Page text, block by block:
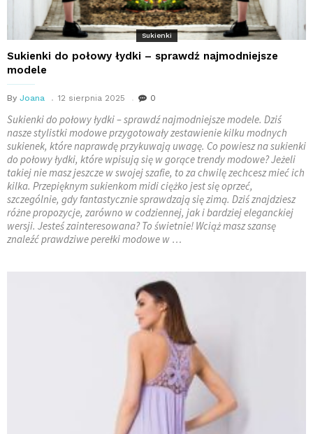
Sukienki
Sukienki do połowy łydki – sprawdź najmodniejsze
modele
By Joana 12 sierpnia 2025 0
Sukienki do połowy łydki – sprawdź najmodniejsze modele. Dziś
nasze stylistki modowe przygotowały zestawienie kilku modnych
sukienek, które naprawdę przykuwają uwagę. Co powiesz na sukienki
do połowy łydki, które wpisują się w gorące trendy modowe? Jeżeli
takiej nie masz jeszcze w swojej szafie, to za chwilę zechcesz mieć ich
kilka. Przepięknym sukienkom midi ciężko jest się oprzeć,
szczególnie, gdy fantastycznie sprawdzają się zimą. Dziś znajdziesz
różne propozycje, zarówno w codziennej, jak i bardziej eleganckiej
wersji. Jesteś zainteresowana? To świetnie! Wciąż masz szansę
znaleźć prawdziwe perełki modowe w …